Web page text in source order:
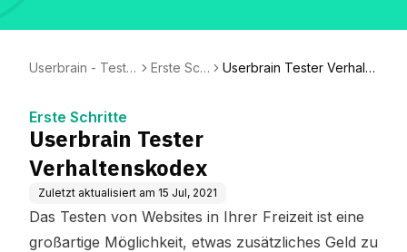
Userbrain - Teste
Erste Sch
Userbrain Tester Verhalte
Erste Schritte
Userbrain Tester
Verhaltenskodex
Zuletzt aktualisiert am 15 Jul, 2021
Das Testen von Websites in Ihrer Freizeit ist eine
großartige Möglichkeit, etwas zusätzliches Geld zu